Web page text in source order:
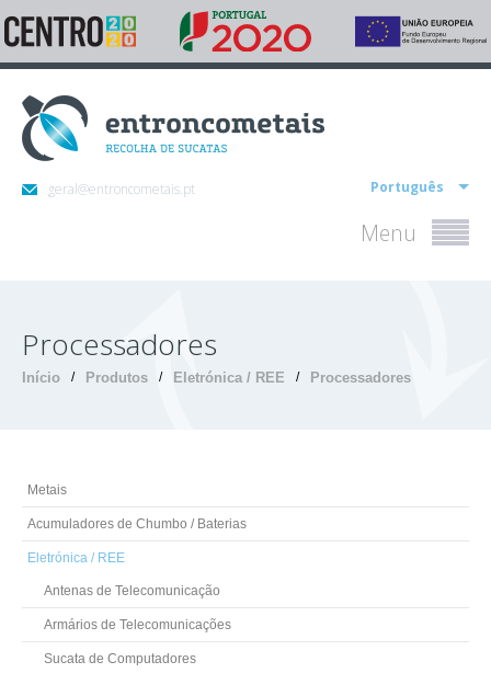
geral@entroncometais.pt Português
Menu
Processadores
Início / Produtos / Eletrónica / REE / Processadores
Metais
Acumuladores de Chumbo / Baterias
Eletrónica / REE
Antenas de Telecomunicação
Armários de Telecomunicações
Sucata de Computadores